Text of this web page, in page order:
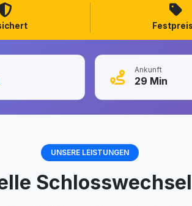
Ankunft
29 Min
UNSERE LEISTUNGEN